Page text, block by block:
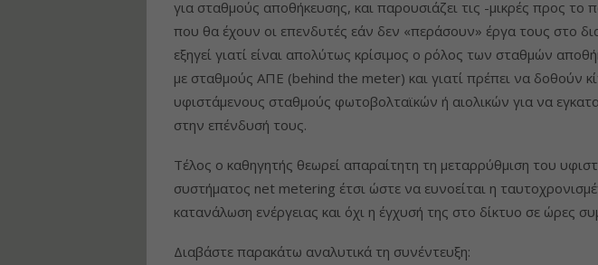
για σταθμούς αποθήκευσης, και παρουσιάζει τις -μικρές προς το
που θα έχουν οι επενδυτές εάν δεν «περάσουν» έργα τους στο
εξηγεί γιατί είναι απολύτως κρίσιμος ο ρόλος των σταθμών
με σταθμούς ΑΠΕ (behind the meter) και γιατί πρέπει να δοθούν
υφιστάμενους σταθμούς φωτοβολταϊκών ή αιολικών για να
στην επένδυσή τους.
Τέλος ο καθηγητής θεωρεί απαραίτητη τη μεταρρύθμιση του
συστήματος net metering έτσι ώστε να ευνοείται η
κατανάλωση ενέργειας και όχι η έγχυσή της στο δίκτυο σε ώρες
Διαβάστε παρακάτω αναλυτικά τη συνέντευξη: